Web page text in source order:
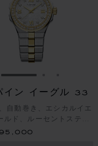
スライドに移動 1
イン イーグル 33
自動巻き、エシカルイエ
ルド、ルーセントスティ
イヤモンド